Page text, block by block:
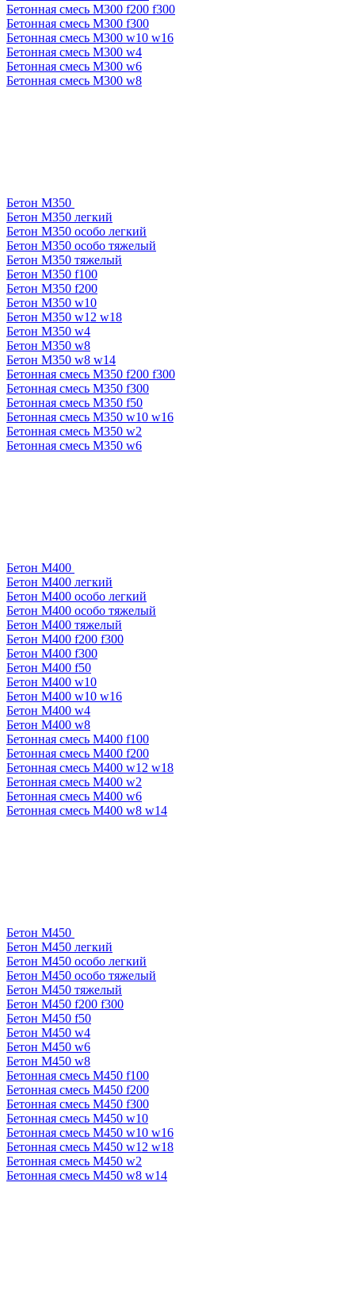
Бетонная смесь М300 f200 f300
Бетонная смесь М300 f300
Бетонная смесь М300 w10 w16
Бетонная смесь М300 w4
Бетонная смесь М300 w6
Бетонная смесь М300 w8
Бетон М350
Бетон М350 легкий
Бетон М350 особо легкий
Бетон М350 особо тяжелый
Бетон М350 тяжелый
Бетон М350 f100
Бетон М350 f200
Бетон М350 w10
Бетон М350 w12 w18
Бетон М350 w4
Бетон М350 w8
Бетон М350 w8 w14
Бетонная смесь М350 f200 f300
Бетонная смесь М350 f300
Бетонная смесь М350 f50
Бетонная смесь М350 w10 w16
Бетонная смесь М350 w2
Бетонная смесь М350 w6
Бетон М400
Бетон М400 легкий
Бетон М400 особо легкий
Бетон М400 особо тяжелый
Бетон М400 тяжелый
Бетон М400 f200 f300
Бетон М400 f300
Бетон М400 f50
Бетон М400 w10
Бетон М400 w10 w16
Бетон М400 w4
Бетон М400 w8
Бетонная смесь М400 f100
Бетонная смесь М400 f200
Бетонная смесь М400 w12 w18
Бетонная смесь М400 w2
Бетонная смесь М400 w6
Бетонная смесь М400 w8 w14
Бетон М450
Бетон М450 легкий
Бетон М450 особо легкий
Бетон М450 особо тяжелый
Бетон М450 тяжелый
Бетон М450 f200 f300
Бетон М450 f50
Бетон М450 w4
Бетон М450 w6
Бетон М450 w8
Бетонная смесь М450 f100
Бетонная смесь М450 f200
Бетонная смесь М450 f300
Бетонная смесь М450 w10
Бетонная смесь М450 w10 w16
Бетонная смесь М450 w12 w18
Бетонная смесь М450 w2
Бетонная смесь М450 w8 w14